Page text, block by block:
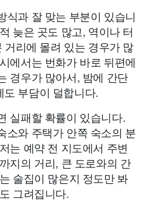
식과 잘 맞는 부분이 있습니
늦은 곳도 많고, 역이나 터
리에 몰려 있는 경우가 많
에서는 번화가 바로 뒤편에
경우가 많아서, 밤에 간단
부담이 덜합니다.
실패할 확률이 있습니다.
소와 주택가 안쪽 숙소의 분
는 예약 전 지도에서 주변
지의 거리, 큰 도로와의 간
술집이 많은지 정도만 봐
그려집니다.